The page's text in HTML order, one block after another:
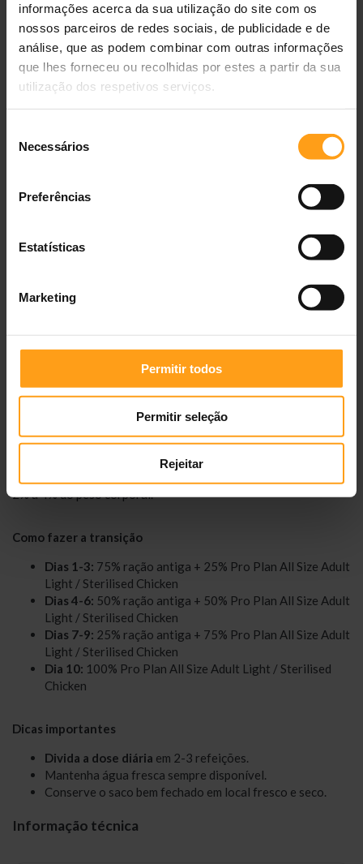
informações acerca da sua utilização do site com os
nossos parceiros de redes sociais, de publicidade e de
análise, que as podem combinar com outras informações
que lhes forneceu ou recolhidas por estes a partir da sua
utilização dos respetivos serviços.
Necessários
Preferências
Estatísticas
Marketing
Permitir todos
Permitir seleção
Rejeitar
regularmente o médico veterinário assistente.
Guia de alimentação (dose diária recomendada)
Dose diária recomendada
cão adulto
peso
30 g
25 kg 260 g
325 g
Estas quantidades são apenas recomendações. Para
manutenção de peso, ajuste a dose conforme o nível de
atividade, condição física e necessidades individuais do cão.
Se o cão estiver acima do peso ideal, siga as indicações e ajuste
2% a 4% do peso corporal.
Como fazer a transição
Dias 1-3: 75% ração antiga + 25% Pro Plan All Size Adult
Light / Sterilised Chicken
Dias 4-6: 50% ração antiga + 50% Pro Plan All Size Adult
Light / Sterilised Chicken
Dias 7-9: 25% ração antiga + 75% Pro Plan All Size Adult
Light / Sterilised Chicken
Dia 10: 100% Pro Plan All Size Adult Light / Sterilised
Chicken
Dicas importantes
Divida a dose diária em 2-3 refeições.
Mantenha água fresca sempre disponível.
Conserve o saco bem fechado em local fresco e seco.
Informação técnica